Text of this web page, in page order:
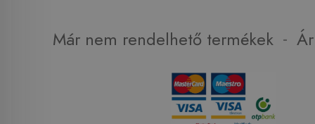
Már nem rendelhető termékek -